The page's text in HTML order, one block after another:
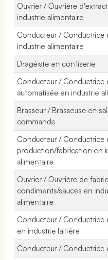
Ouvrier / Ouvrière
industrie alimentaire
Conducteur / Conductrice
industrie alimentaire
Dragéiste en confiserie
Conducteur / Conductrice
automatisée en industrie
Brasseur / Brasseuse en
commande
Conducteur / Conductrice
production/fabrication en
alimentaire
Ouvrier / Ouvrière de
condiments/sauces en
alimentaire
Conducteur / Conductrice
en industrie laitière
Conducteur / Conductrice